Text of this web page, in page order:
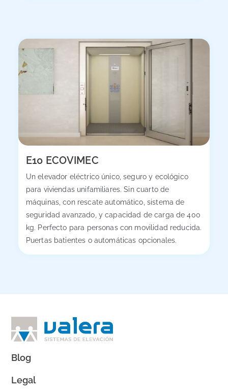
E10 ECOVIMEC
Un elevador eléctrico único, seguro y ecológico
para viviendas unifamiliares. Sin cuarto de
máquinas, con rescate automático, sistema de
seguridad avanzado, y capacidad de carga de 400
kg. Perfecto para personas con movilidad reducida.
Puertas batientes o automáticas opcionales.
Blog
Legal